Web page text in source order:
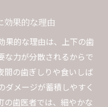
効果的な理由
果的な理由は、上下の歯
な力が分散されるからで
間の歯ぎしりや食いしば
ダメージが蓄積しやすく
の歯医者では、細やかな